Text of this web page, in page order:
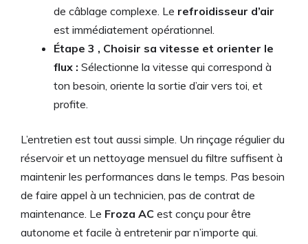
de câblage complexe. Le refroidisseur d’air
est immédiatement opérationnel.
Étape 3 , Choisir sa vitesse et orienter le
flux : Sélectionne la vitesse qui correspond à
ton besoin, oriente la sortie d’air vers toi, et
profite.
L’entretien est tout aussi simple. Un rinçage régulier du
réservoir et un nettoyage mensuel du filtre suffisent à
maintenir les performances dans le temps. Pas besoin
de faire appel à un technicien, pas de contrat de
maintenance. Le Froza AC est conçu pour être
autonome et facile à entretenir par n’importe qui.